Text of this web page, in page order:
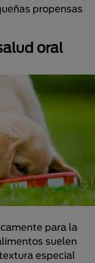
propensas
oral
para la
suelen
especial